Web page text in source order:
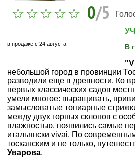
0/5
в продаже с 24 августа В
небольшой город в провинции
разводили еще в древности. Ко
первых классических садов
умели многое: выращивать,
замысловатые топиарные
между двух горных склонов с
влажностью, появились самые
итальянски vivai. По
тосканским и не только,
Уварова.